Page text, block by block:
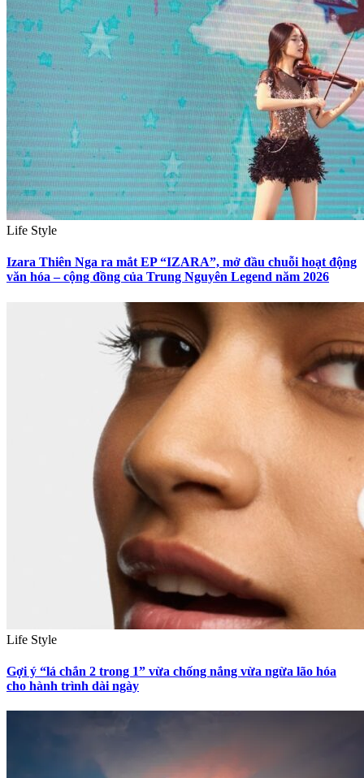
Life Style
Izara Thiên Nga ra mắt EP “IZARA”, mở đầu chuỗi hoạt động
văn hóa – cộng đồng của Trung Nguyên Legend năm 2026
Life Style
Gợi ý “lá chắn 2 trong 1” vừa chống nắng vừa ngừa lão hóa
cho hành trình dài ngày